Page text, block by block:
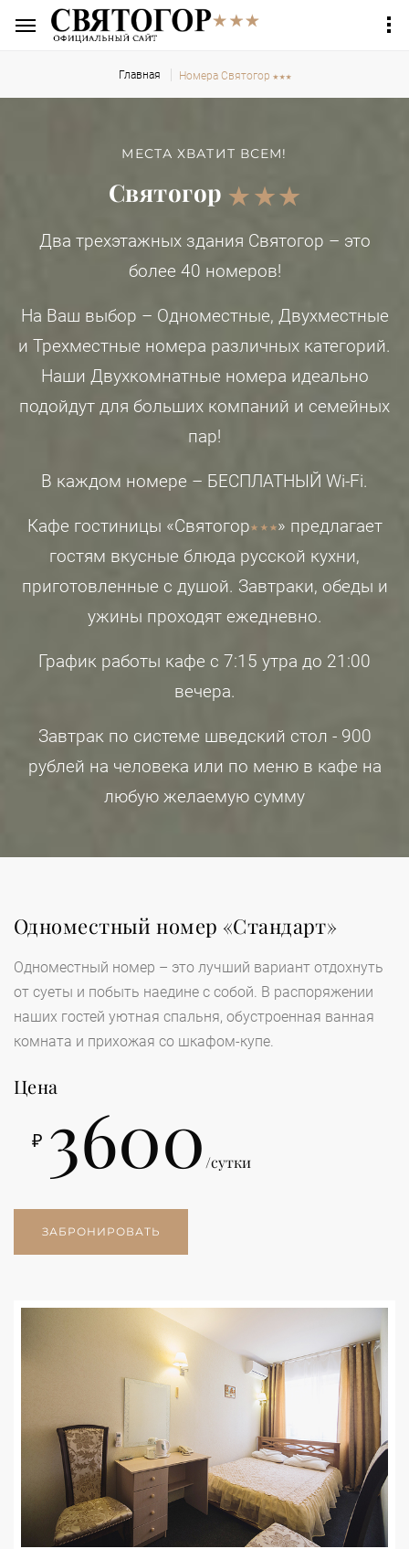
Главная Номера Святогор
МЕСТА ХВАТИТ ВСЕМ!
Cвятогор
Два трехэтажных здания Святогор – это
более 40 номеров!
На Ваш выбор – Одноместные, Двухместные
и Трехместные номера различных категорий.
Наши Двухкомнатные номера идеально
подойдут для больших компаний и семейных
пар!
В каждом номере – БЕСПЛАТНЫЙ Wi-Fi.
Кафе гостиницы «Святогор
» предлагает
гостям вкусные блюда русской кухни,
приготовленные с душой. Завтраки, обеды и
ужины проходят ежедневно.
График работы кафе с 7:15 утра до 21:00
вечера.
Завтрак по системе шведский стол - 900
рублей на человека или по меню в кафе на
любую желаемую сумму
Одноместный номер «Стандарт»
Одноместный номер – это лучший вариант отдохнуть
от суеты и побыть наедине с собой. В распоряжении
наших гостей уютная спальня, обустроенная ванная
комната и прихожая со шкафом-купе.
Цена
₽ 3600 /сутки
ЗАБРОНИРОВАТЬ